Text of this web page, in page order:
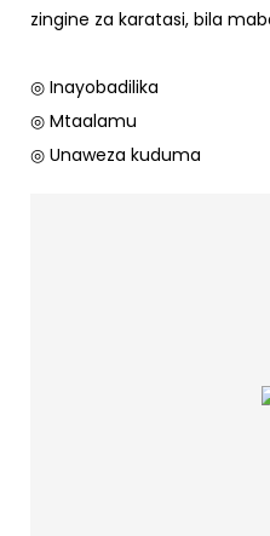
zingine za karatasi, bila
◎ Inayobadilika
◎ Mtaalamu
◎ Unaweza kuduma